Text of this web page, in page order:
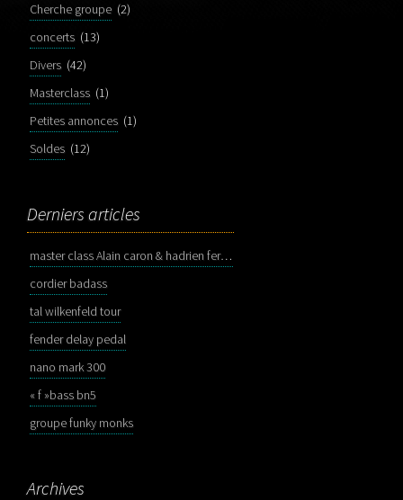
Cherche groupe (2)
concerts (13)
Divers (42)
Masterclass (1)
Petites annonces (1)
Soldes (12)
Derniers articles
master class Alain caron & hadrien feraud
cordier badass
tal wilkenfeld tour
fender delay pedal
nano mark 300
« f »bass bn5
groupe funky monks
Archives